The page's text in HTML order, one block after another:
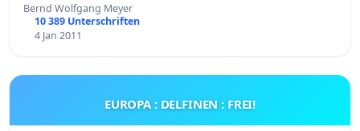
Bernd Wolfgang Meyer
10 389 Unterschriften
4 Jan 2011
EUROPA : DELFINEN : FREI!